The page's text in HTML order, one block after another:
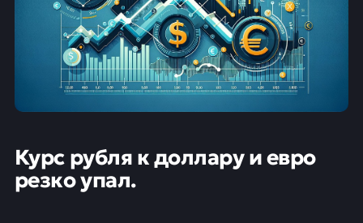
Курс рубля к доллару и евро
резко упал.